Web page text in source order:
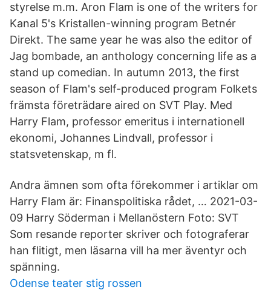
styrelse m.m. Aron Flam is one of the writers for
Kanal 5's Kristallen-winning program Betnér
Direkt. The same year he was also the editor of
Jag bombade, an anthology concerning life as a
stand up comedian. In autumn 2013, the first
season of Flam's self-produced program Folkets
främsta företrädare aired on SVT Play. Med
Harry Flam, professor emeritus i internationell
ekonomi, Johannes Lindvall, professor i
statsvetenskap, m fl.
Andra ämnen som ofta förekommer i artiklar om
Harry Flam är: Finanspolitiska rådet, … 2021-03-
09 Harry Söderman i Mellanöstern Foto: SVT
Som resande reporter skriver och fotograferar
han flitigt, men läsarna vill ha mer äventyr och
spänning.
Odense teater stig rossen